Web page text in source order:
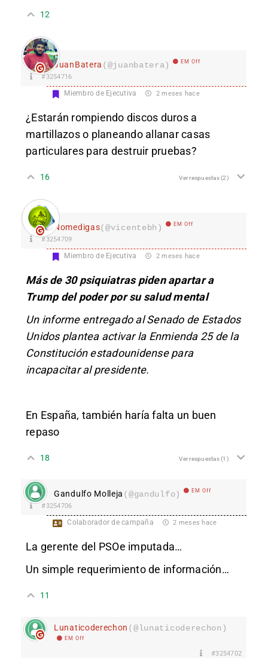
12
JuanBatera (@juanbatera) EM Off
#3254716
Miembro de Ejecutiva 2 meses hace
¿Estarán rompiendo discos duros a
martillazos o planeando allanar casas
particulares para destruir pruebas?
16 Ver respuestas(2)
Nomedigas(@vicentebh) EM Off
#3254709
Miembro de Ejecutiva 2 meses hace
Más de 30 psiquiatras piden apartar a
Trump del poder por su salud mental
Un informe entregado al Senado de Estados
Unidos plantea activar la Enmienda 25 de la
Constitución estadounidense para
incapacitar al presidente.
En España, también haría falta un buen
repaso
18 Ver respuestas(1)
Gandulfo Molleja (@gandulfo) EM Off
#3254706
Colaborador de campaña 2 meses hace
La gerente del PSOe imputada…
Un simple requerimiento de información…
11
Lunaticoderechon (@lunaticoderechon)
EM Off
#3254702